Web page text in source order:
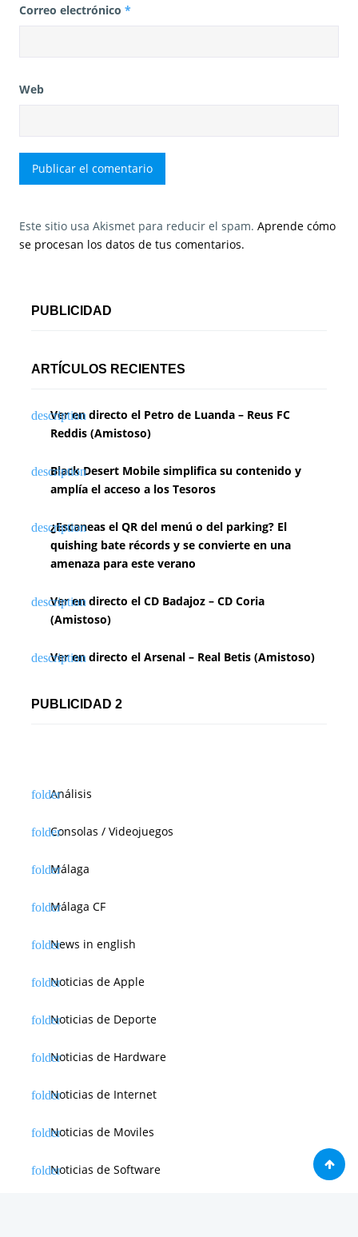
Correo electrónico *
Web
Este sitio usa Akismet para reducir el spam. Aprende cómo
se procesan los datos de tus comentarios.
PUBLICIDAD
ARTÍCULOS RECIENTES
Ver en directo el Petro de Luanda – Reus FC
Reddis (Amistoso)
Black Desert Mobile simplifica su contenido y
amplía el acceso a los Tesoros
¿Escaneas el QR del menú o del parking? El
quishing bate récords y se convierte en una
amenaza para este verano
Ver en directo el CD Badajoz – CD Coria
(Amistoso)
Ver en directo el Arsenal – Real Betis (Amistoso)
PUBLICIDAD 2
Análisis
Consolas / Videojuegos
Málaga
Málaga CF
News in english
Noticias de Apple
Noticias de Deporte
Noticias de Hardware
Noticias de Internet
Noticias de Moviles
Noticias de Software